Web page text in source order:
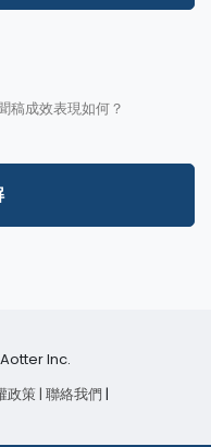
稿成效表現如何？
Inc.
政策| 聯絡我們 |